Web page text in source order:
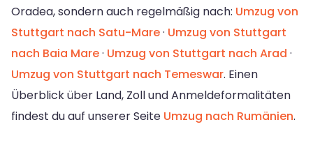
Oradea, sondern auch regelmäßig nach: Umzug von
Stuttgart nach Satu-Mare· Umzug von Stuttgart
nach Baia Mare· Umzug von Stuttgart nach Arad ·
Umzug von Stuttgart nach Temeswar. Einen
Überblick über Land, Zoll und Anmeldeformalitäten
findest du auf unserer Seite Umzug nach Rumänien.